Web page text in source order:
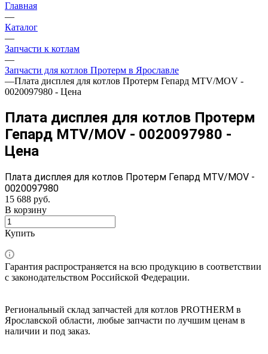
Главная
—
Каталог
—
Запчасти к котлам
—
Запчасти для котлов Протерм в Ярославле
—Плата дисплея для котлов Протерм Гепард MTV/MOV -
0020097980 - Цена
Плата дисплея для котлов Протерм
Гепард MTV/MOV - 0020097980 -
Цена
Плата дисплея для котлов Протерм Гепард MTV/MOV -
0020097980
15 688 руб.
В корзину
Купить
Гарантия распространяется на всю продукцию в соответствии
с законодательством Российской Федерации.
Региональный склад запчастей для котлов PROTHERM в
Ярославской области, любые запчасти по лучшим ценам в
наличии и под заказ.